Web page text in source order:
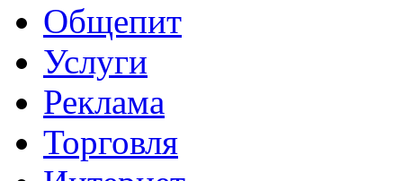
Общепит
Услуги
Реклама
Торговля